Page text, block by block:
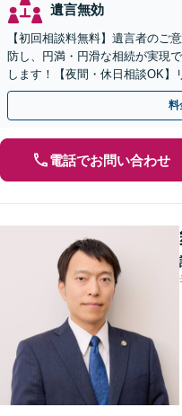
遺言無効
【初回相談料無料】遺言者のご
防し、円満・円滑な相続が実現
します！【夜間・休日相談OK
ピーディーにまごころを持って
料
電話でお問い合わせ